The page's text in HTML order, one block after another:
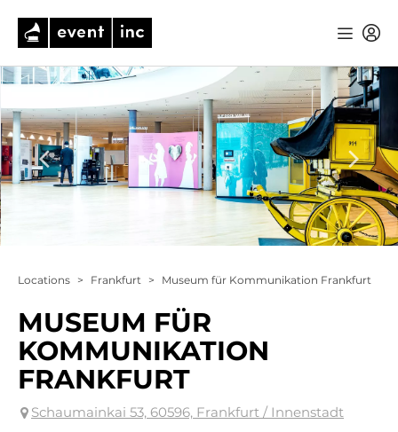
Locations > Frankfurt > Museum für Kommunikation Frankfurt
MUSEUM FÜR
KOMMUNIKATION
FRANKFURT
Schaumainkai 53, 60596, Frankfurt / Innenstadt